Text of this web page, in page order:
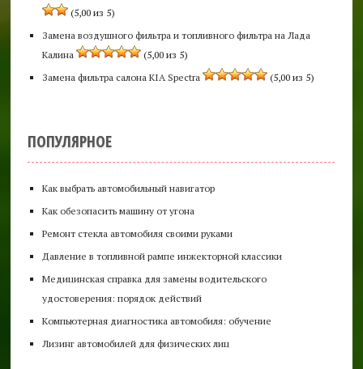
(5,00 из 5)
Замена воздушного фильтра и топливного фильтра на Лада
Калина
(5,00 из 5)
Замена фильтра салона KIA Spectra
(5,00 из 5)
ПОПУЛЯРНОЕ
Как выбрать автомобильный навигатор
Как обезопасить машину от угона
Ремонт стекла автомобиля своими руками
Давление в топливной рампе инжекторной классики
Медицинская справка для замены водительского
удостоверения: порядок действий
Компьютерная диагностика автомобиля: обучение
Лизинг автомобилей для физических лиц